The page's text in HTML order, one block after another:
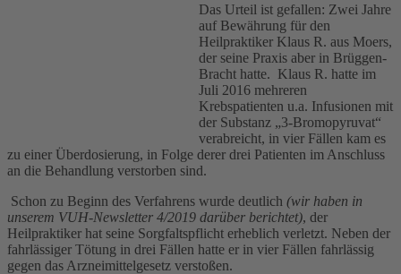
Das Urteil ist gefallen: Zwei Jahre
auf Bewährung für den
Heilpraktiker Klaus R. aus Moers,
der seine Praxis aber in Brüggen-
Bracht hatte. Klaus R. hatte im
Juli 2016 mehreren
Krebspatienten u.a. Infusionen mit
der Substanz „3-Bromopyruvat“
verabreicht, in vier Fällen kam es
zu einer Überdosierung, in Folge derer drei Patienten im Anschluss
an die Behandlung verstorben sind.
Schon zu Beginn des Verfahrens wurde deutlich (wir haben in
unserem VUH-Newsletter 4/2019 darüber berichtet), der
Heilpraktiker hat seine Sorgfaltspflicht erheblich verletzt. Neben der
fahrlässiger Tötung in drei Fällen hatte er in vier Fällen fahrlässig
gegen das Arzneimittelgesetz verstoßen.